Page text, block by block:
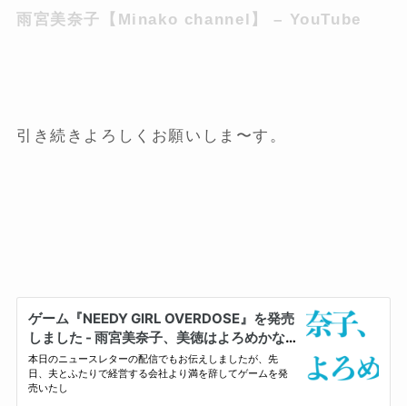
雨宮美奈子【Minako channel】 – YouTube
引き続きよろしくお願いしま〜す。